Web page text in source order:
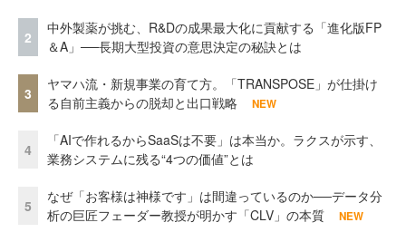
2
中外製薬が挑む、R&Dの成果最大化に貢献する「進化版FP
＆A」──長期大型投資の意思決定の秘訣とは
3
ヤマハ流・新規事業の育て方。「TRANSPOSE」が仕掛け
る自前主義からの脱却と出口戦略
NEW
4
「AIで作れるからSaaSは不要」は本当か。ラクスが示す、
業務システムに残る“4つの価値”とは
5
なぜ「お客様は神様です」は間違っているのか──データ分
析の巨匠フェーダー教授が明かす「CLV」の本質
NEW